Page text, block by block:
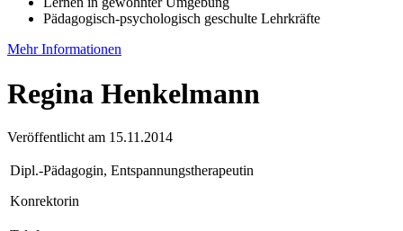
Pädagogisch-psychologisch geschulte Lehrkräfte
Mehr Informationen
Regina Henkelmann
Veröffentlicht am 15.11.2014
Dipl.-Pädagogin, Entspannungstherapeutin
Konrektorin